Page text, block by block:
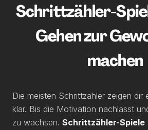
Schrittzähler-
Gehen zur
machen
Die meisten Schrittzähler zeigen dir
klar. Bis die Motivation nachlässt
zu wachsen. Schrittzähler-Spiele